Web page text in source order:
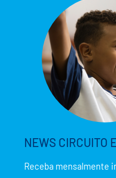
NEWS CIRCUITO
Receba mensalmente